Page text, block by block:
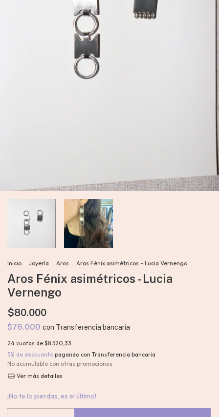
Inicio . Joyería . Aros . Aros Fénix asimétricos - Lucia Vernengo
Aros Fénix asimétricos - Lucia
Vernengo
$80.000
$76.000 con Transferencia bancaria
24 cuotas de $8.520,33
5% de descuento pagando con Transferencia bancaria
No acumulable con otras promociones
Ver más detalles
¡No te lo pierdas, es el último!